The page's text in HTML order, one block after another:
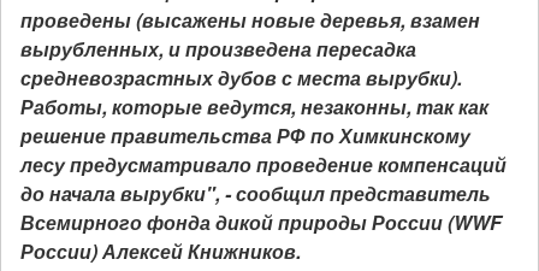
проведены (высажены новые деревья, взамен
вырубленных, и произведена пересадка
средневозрастных дубов с места вырубки).
Работы, которые ведутся, незаконны, так как
решение правительства РФ по Химкинскому
лесу предусматривало проведение компенсаций
до начала вырубки", - сообщил представитель
Всемирного фонда дикой природы России (WWF
России) Алексей Книжников.